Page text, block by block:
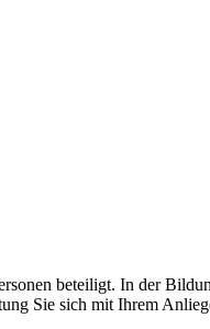
beteiligt. In der
Sie sich mit Ihrem